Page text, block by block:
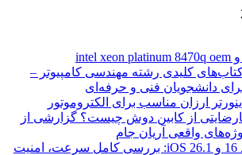
کلیدی رشته مهندسی کامپیوتر –
دانشجویان فنی و حرفه‌ای
ارزان مناسب برای الکتروموتور
از کابین دوش چیست؟ گزارشی از
واقعی آریان جام
مقایسه اندروید 16 و iOS 26.1: بررسی کامل سرعت، امنیت